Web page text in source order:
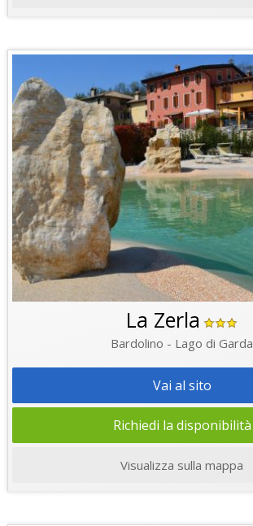
La Zerla
Bardolino - Lago di Garda
Vai al sito
Richiedi la disponibilità
Visualizza sulla mappa